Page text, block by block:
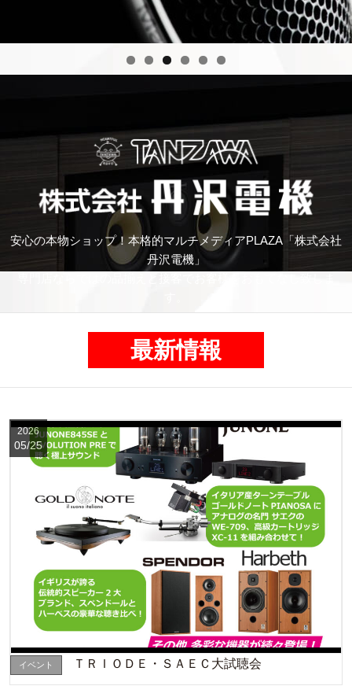
安心の本物ショップ！本格的マルチメディアPLAZA「株式会社
丹沢電機」
最新情報
イベント ＴＲＩＯＤＥ・ＳＡＥＣ大試聴会
2026
05/25